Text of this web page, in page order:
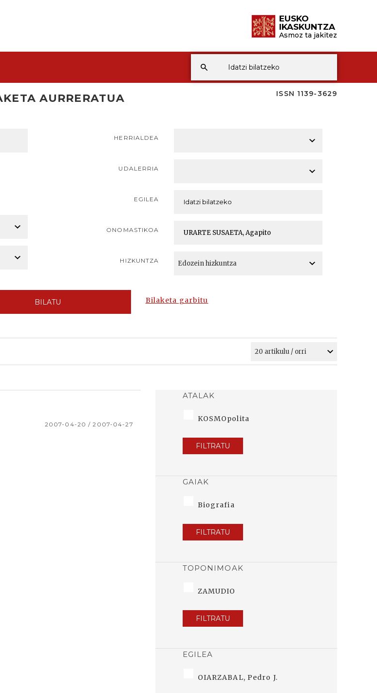
EUSKO
IKASKUNTZA
Asmoz ta jakitez
ISSN 1139-3629
AURRERATUA
HERRIALDEA
UDALERRIA
EGILEA
ONOMASTIKOA
HIZKUNTZA
BILATU Bilaketa garbitu
2007-04-20 / 2007-04-27
ATALAK
KOSMOpolita
FILTRATU
GAIAK
Biografia
FILTRATU
TOPONIMOAK
ZAMUDIO
FILTRATU
EGILEA
OIARZABAL, Pedro J.